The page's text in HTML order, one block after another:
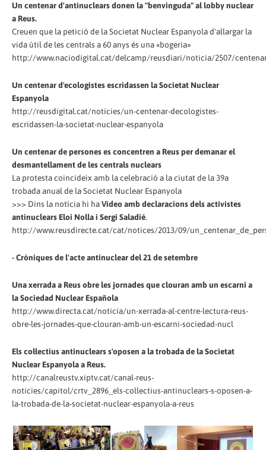
Un centenar d'antinuclears donen la "benvinguda" al lobby nuclear
a Reus.
Creuen que la petició de la Societat Nuclear Espanyola d'allargar la
vida útil de les centrals a 60 anys és una «bogeria»
http://www.naciodigital.cat/delcamp/reusdiari/noticia/2507/
Un centenar d'ecologistes escridassen la Societat Nuclear
Espanyola
http://reusdigital.cat/noticies/un-centenar-decologistes-
escridassen-la-societat-nuclear-espanyola
Un centenar de persones es concentren a Reus per demanar el
desmantellament de les centrals nuclears
La protesta coincideix amb la celebració a la ciutat de la 39a
trobada anual de la Societat Nuclear Espanyola
>>> Dins la notícia hi haVídeo amb declaracions dels activistes
antinuclears Eloi Nolla i Sergi Saladié.
http://www.reusdirecte.cat/cat/notices/2013/09/
- Cròniques de l'acte antinuclear del 21 de setembre
Una xerrada a Reus obre les jornades que clouran amb un escarni a
la Sociedad Nuclear Española
http://www.directa.cat/noticia/un-xerrada-al-centre-lectura-reus-
obre-les-jornades-que-clouran-amb-un-escarni-sociedad-nucl
Els col·lectius antinuclears s'oposen a la trobada de la Societat
Nuclear Espanyola a Reus.
http://canalreustv.xiptv.cat/canal-reus-
noticies/capitol/crtv_2896_els-collectius-antinuclears-s-oposen-a-
la-trobada-de-la-societat-nuclear-espanyola-a-reus